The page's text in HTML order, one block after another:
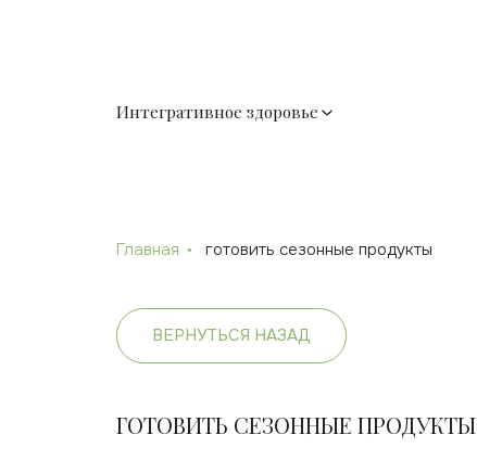
Интегративное здоровье
Главная готовить сезонные продукты
ВЕРНУТЬСЯ НАЗАД
ГОТОВИТЬ СЕЗОННЫЕ ПРОДУКТЫ